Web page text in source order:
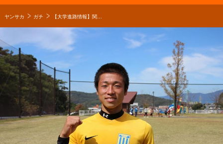
ヤンサカ ガチ 【大学進路情報】関西国際大学サッカー部 2019年度新入部員一覧